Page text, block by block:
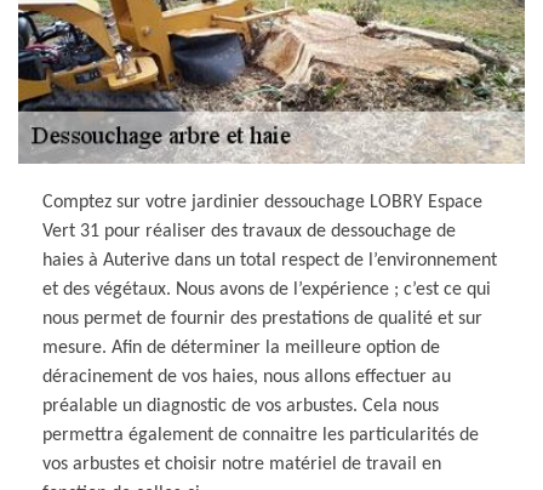
Comptez sur votre jardinier dessouchage LOBRY Espace
Vert 31 pour réaliser des travaux de dessouchage de
haies à Auterive dans un total respect de l’environnement
et des végétaux. Nous avons de l’expérience ; c’est ce qui
nous permet de fournir des prestations de qualité et sur
mesure. Afin de déterminer la meilleure option de
déracinement de vos haies, nous allons effectuer au
préalable un diagnostic de vos arbustes. Cela nous
permettra également de connaitre les particularités de
vos arbustes et choisir notre matériel de travail en